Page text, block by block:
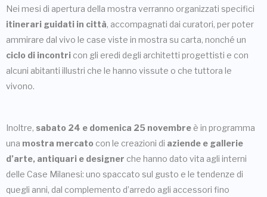
Nei mesi di apertura della mostra verranno organizzati specifici
itinerari guidati in città, accompagnati dai curatori, per poter
ammirare dal vivo le case viste in mostra su carta, nonché un
ciclo di incontri con gli eredi degli architetti progettisti e con
alcuni abitanti illustri che le hanno vissute o che tuttora le
vivono.
Inoltre, sabato 24 e domenica 25 novembre è in programma
una mostra mercato con le creazioni di aziende e gallerie
d’arte, antiquari e designer che hanno dato vita agli interni
delle Case Milanesi: uno spaccato sul gusto e le tendenze di
quegli anni, dal complemento d’arredo agli accessori fino